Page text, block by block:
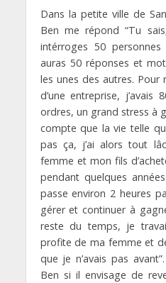
Dans la petite ville de
Ben me répond “Tu
intérroges 50
auras 50 réponses et
les unes des autres. Pour
d’une entreprise, j’avais
ordres, un grand stress à
compte que la vie telle
pas ça, j’ai alors tout
femme et mon fils
pendant quelques
passe environ 2 heures
gérer et continuer à
reste du temps, je
profite de ma femme et
que je n’avais pas
Ben si il envisage de